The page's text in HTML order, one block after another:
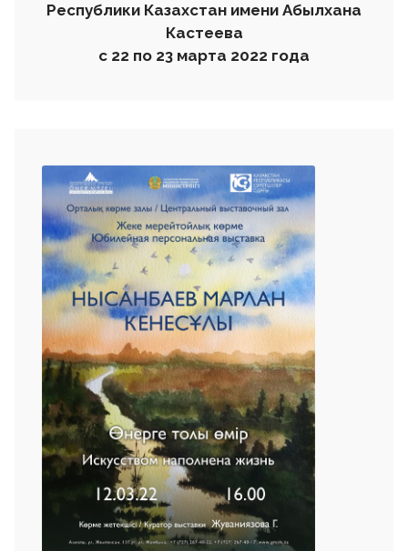
Республики Казахстан имени Абылхана
Кастеева
с 22 по 23 марта 2022 года